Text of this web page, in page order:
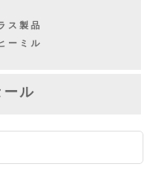
ス製品
ーミル
ル